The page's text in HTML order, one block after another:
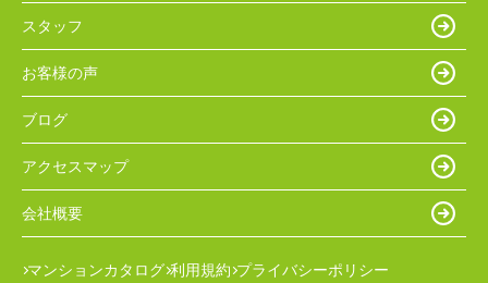
スタッフ
お客様の声
ブログ
アクセスマップ
会社概要
マンションカタログ 利用規約 プライバシーポリシー